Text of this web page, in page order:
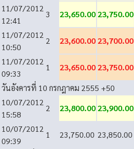
11/07/2012
12:41
3 23,650.00 23,750.00
11/07/2012
10:50
2 23,600.00 23,700.00
11/07/2012
09:33
1 23,650.00 23,750.00
วันอังคารที่ 10 กรกฎาคม 2555 +50
10/07/2012
15:58
2 23,800.00 23,900.00
10/07/2012
09:39
1 23,750.00 23,850.00